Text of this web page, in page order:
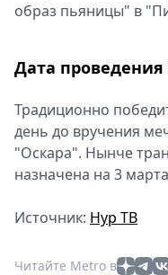
образ пьяницы" в
Дата
Традиционно
день до вручения
"Оскара". Нынче
назначена на 3
Источник: Нур ТВ
Читайте Metro в